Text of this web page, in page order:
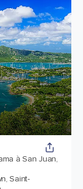
à San Juan,
Saint-